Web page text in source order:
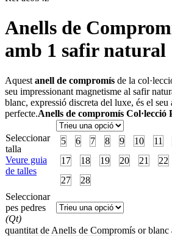
Anells de
amb 1 safir natural
Aquest anell de compromís de la
seu impressionant magnetisme al safir
blanc, expressió discreta del luxe, és el seu
perfecte.Anells de compromís Col·lecció
Seleccionar
talla
Veure guia
de talles
5 6 7 8 9 10 11
17
18 19 20 21 22
27
28
Seleccionar
pes pedres
(Qt)
quantitat de Anells de Compromís or blanc